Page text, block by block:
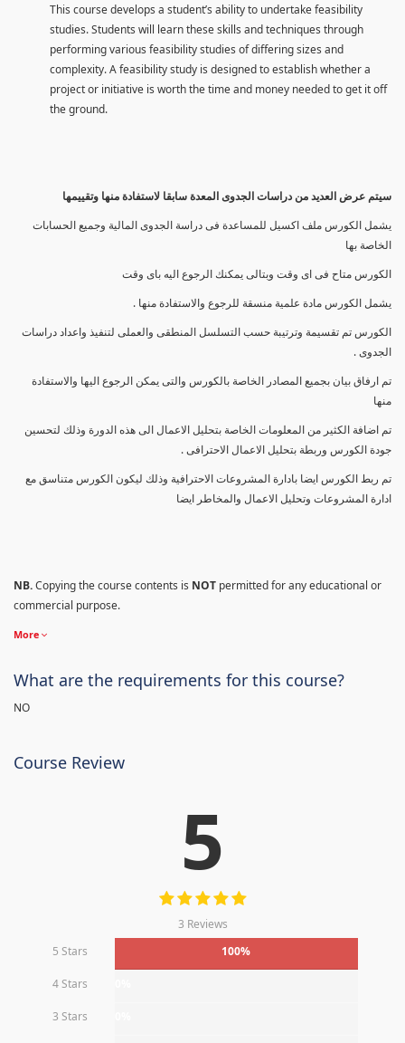
This course develops a student’s ability to undertake feasibility
studies. Students will learn these skills and techniques through
performing various feasibility studies of differing sizes and
complexity. A feasibility study is designed to establish whether a
project or initiative is worth the time and money needed to get it off
the ground.
سيتم عرض العديد من دراسات الجدوى المعدة سابقا لاستفادة منها وتقييمها
يشمل الكورس ملف اكسيل للمساعدة فى دراسة الجدوى المالية وجميع الحسابات
الخاصة بها
الكورس متاح فى اى وقت وبتالى يمكنك الرجوع اليه باى وقت
يشمل الكورس مادة علمية منسقة للرجوع والاستفادة منها .
الكورس تم تقسيمة وترتيبة حسب التسلسل المنطقى والعملى لتنفيذ واعداد دراسات
الجدوى .
تم ارفاق بيان بجميع المصادر الخاصة بالكورس والتى يمكن الرجوع اليها والاستفادة
منها
تم اضافة الكثير من المعلومات الخاصة بتحليل الاعمال الى هذه الدورة وذلك لتحسين
جودة الكورس وربطة بتحليل الاعمال الاحترافى .
تم ربط الكورس ايضا بادارة المشروعات الاحترافية وذلك ليكون الكورس متناسق مع
ادارة المشروعات وتحليل الاعمال والمخاطر ايضا
NB.Copying the course contents is NOT permitted for any educational or
commercial purpose.
More
What are the requirements for this course?
NO
Course Review
5
3 Reviews
5 Stars
100%
4 Stars
3 Stars